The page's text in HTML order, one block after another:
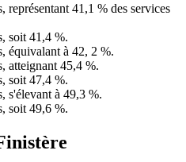
représentant 41,1 % des services
soit 41,4 %.
équivalant à 42, 2 %.
atteignant 45,4 %.
soit 47,4 %.
s'élevant à 49,3 %.
soit 49,6 %.